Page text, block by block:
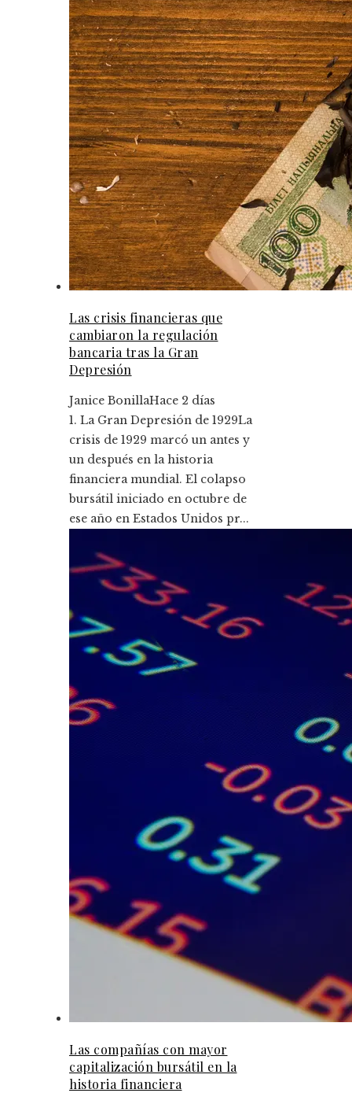
Las crisis financieras que
cambiaron la regulación
bancaria tras la Gran
Depresión
Janice BonillaHace 2 días
1. La Gran Depresión de 1929La
crisis de 1929 marcó un antes y
un después en la historia
financiera mundial. El colapso
bursátil iniciado en octubre de
ese año en Estados Unidos pr...
Las compañías con mayor
capitalización bursátil en la
historia financiera